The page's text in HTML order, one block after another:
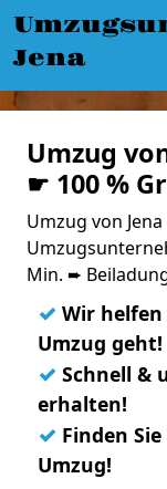
Jena
Umzug
☛ 100 %
Umzug von
Min. ➨
✓ Wir
Umzug geht!
✓ Schnell &
erhalten!
✓ Finden
Umzug!